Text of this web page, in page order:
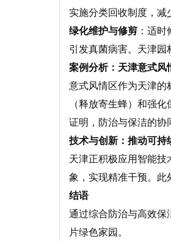
实施分类回收制度，
绿化维护与修剪 ： 适时
引发真菌病害。天津
案例分析：天津意式风
意式风情区作为天津的
（释放寄生蜂）和强
证明，防治与保洁的协
技术与创新：推动可持
天津正积极应用智能
象，实现精准干预。此
结语
通过综合防治与高效保
片绿色家园。